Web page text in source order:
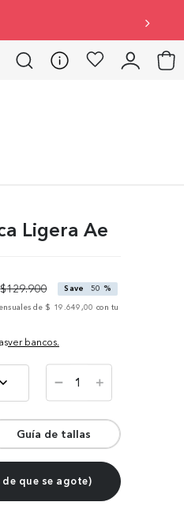
| Comprar
Ligera Ae
$129.900 Save
50 %
de $ 19.649,00 con tu
ver bancos.
＋
－
Guía de tallas